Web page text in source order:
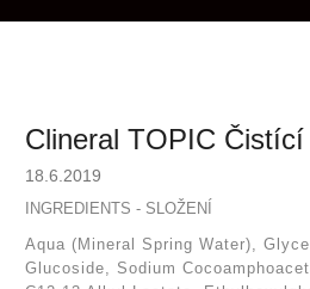
Clineral TOPIC
18.6.2019
INGREDIENTS - SLOŽENÍ
Aqua (Mineral Spring Water),
Glucoside, Sodium